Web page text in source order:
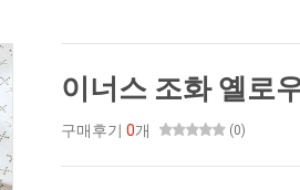
이너스 조화 옐로
구매후기 0개 (0)